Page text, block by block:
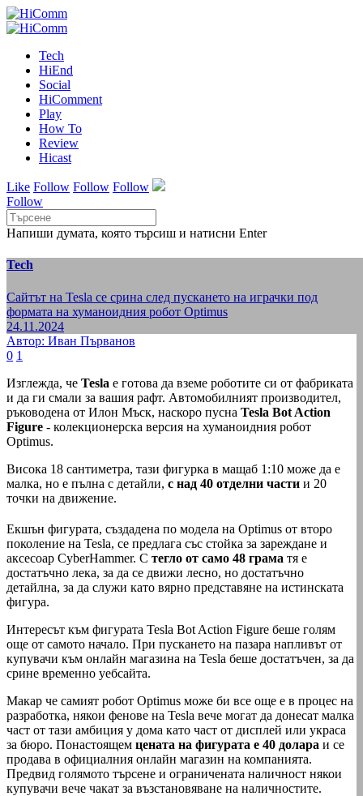
Tech
HiEnd
Social
HiComment
Play
How To
Review
Hicast
Like Follow Follow Follow
Follow
Напиши думата, която търсиш и натисни Enter
Tech
Сайтът на Tesla се срина след пускането на играчки под
формата на хуманоидния робот Optimus
24.11.2024
Автор: Иван Първанов
0 1
Изглежда, че Tesla е готова да вземе роботите си от фабриката
и да ги смали за вашия рафт. Автомобилният производител,
ръководена от Илон Мъск, наскоро пусна Tesla Bot Action
Figure - колекционерска версия на хуманоидния робот
Optimus.
Висока 18 сантиметра, тази фигурка в мащаб 1:10 може да е
малка, но е пълна с детайли, с над 40 отделни части и 20
точки на движение.
Екшън фигурата, създадена по модела на Optimus от второ
поколение на Tesla, се предлага със стойка за зареждане и
аксесоар CyberHammer. С тегло от само 48 грама тя е
достатъчно лека, за да се движи лесно, но достатъчно
детайлна, за да служи като вярно представяне на истинската
фигура.
Интересът към фигурата Tesla Bot Action Figure беше голям
още от самото начало. При пускането на пазара напливът от
купувачи към онлайн магазина на Tesla беше достатъчен, за да
срине временно уебсайта.
Макар че самият робот Optimus може би все още е в процес на
разработка, някои фенове на Tesla вече могат да донесат малка
част от тази амбиция у дома като част от дисплей или украса
за бюро. Понастоящем цената на фигурата е 40 долара и се
продава в официалния онлайн магазин на компанията.
Предвид голямото търсене и ограничената наличност някои
купувачи вече чакат за възстановяване на наличностите.